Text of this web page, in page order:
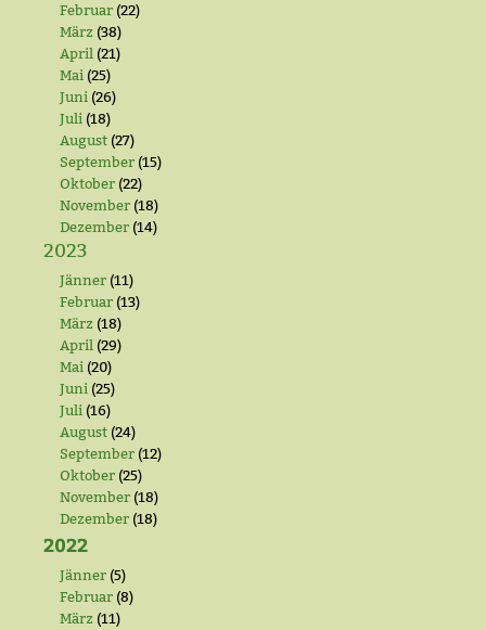
Februar (22)
März (38)
April (21)
Mai (25)
Juni (26)
Juli (18)
August (27)
September (15)
Oktober (22)
November (18)
Dezember (14)
2023
Jänner (11)
Februar (13)
März (18)
April (29)
Mai (20)
Juni (25)
Juli (16)
August (24)
September (12)
Oktober (25)
November (18)
Dezember (18)
2022
Jänner (5)
Februar (8)
März (11)